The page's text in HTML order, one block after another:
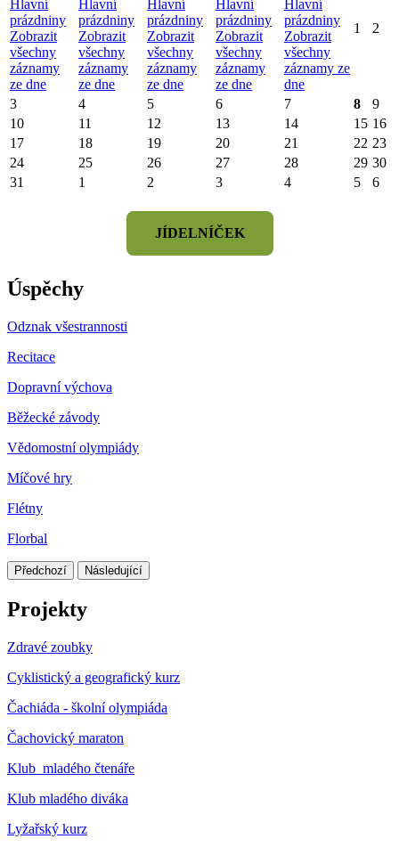
Hlavní
prázdniny
Zobrazit
všechny
záznamy
ze dne
Hlavní
prázdniny
Zobrazit
všechny
záznamy
ze dne
Hlavní
prázdniny
Zobrazit
všechny
záznamy
ze dne
Hlavní
prázdniny
Zobrazit
všechny
záznamy
ze dne
Hlavní
prázdniny
Zobrazit
všechny
záznamy ze
dne
1 2
3 4 5 6 7 8
9
10
11 12 13 14 15 16
17
18 19 20 21 22 23
24
25 26 27 28 29 30
31
1 2 3 4 5 6
JÍDELNÍČEK
Úspěchy
Odznak všestrannosti
Recitace
Dopravní výchova
Běžecké závody
Vědomostní olympiády
Míčové hry
Flétny
Florbal
Předchozí Následující
Projekty
Zdravé zoubky
Cyklistický a geografický kurz
Čachiáda - školní olympiáda
Čachovický maraton
Klub mladého čtenáře
Klub mladého diváka
Lyžařský kurz